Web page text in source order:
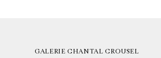
GALERIE CHANTAL CROUSEL